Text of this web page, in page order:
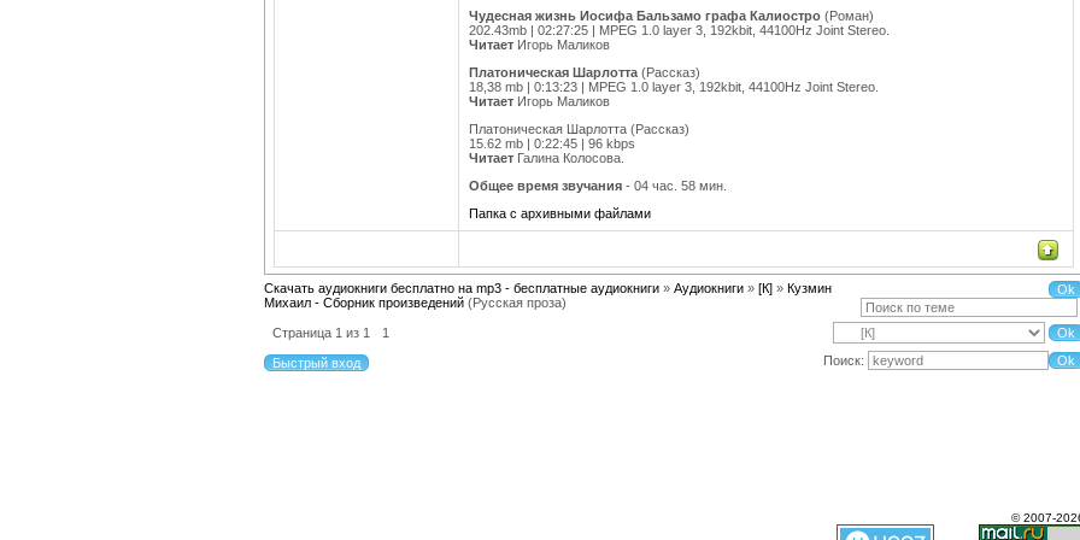
Чудесная жизнь Иосифа Бальзамо графа Калиостро (Роман)
202.43mb | 02:27:25 | MPEG 1.0 layer 3, 192kbit, 44100Hz Joint Stereo.
Читает Игорь Маликов
Платоническая Шарлотта (Рассказ)
18,38 mb | 0:13:23 | MPEG 1.0 layer 3, 192kbit, 44100Hz Joint Stereo.
Читает Игорь Маликов
Платоническая Шарлотта (Рассказ)
15.62 mb | 0:22:45 | 96 kbps
Читает Галина Колосова.
Общее время звучания - 04 час. 58 мин.
Папка с архивными файлами
Скачать аудиокниги бесплатно на mp3 - бесплатные аудиокниги » Аудиокниги » [К] » Кузмин
Михаил - Сборник произведений (Русская проза)
Страница 1 из 1
1
Поиск:
© 2007-